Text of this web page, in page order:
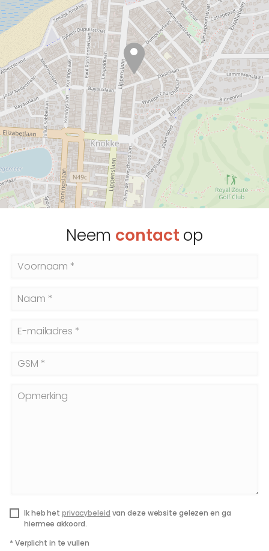
Neem contact op
Voornaam *
Naam *
E-mailadres *
GSM *
Opmerking
Ik heb het privacybeleid van deze website gelezen en ga
hiermee akkoord.
* Verplicht in te vullen